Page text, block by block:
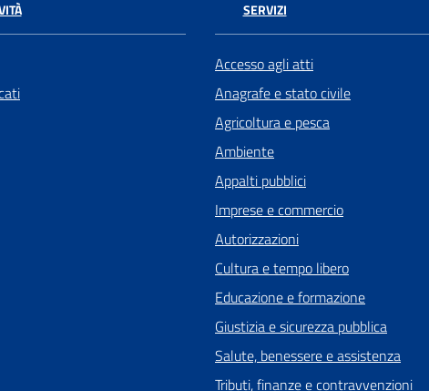
SERVIZI
Accesso agli atti
Anagrafe e stato civile
Agricoltura e pesca
Ambiente
Appalti pubblici
Imprese e commercio
Autorizzazioni
Cultura e tempo libero
Educazione e formazione
Giustizia e sicurezza pubblica
Salute, benessere e assistenza
Tributi, finanze e contravvenzioni